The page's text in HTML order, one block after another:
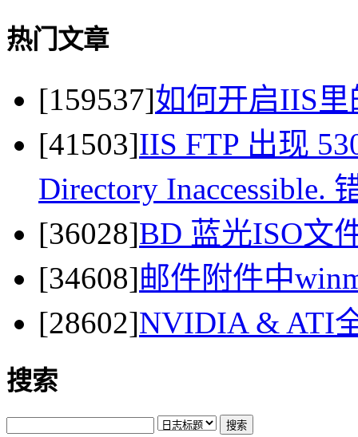
热门文章
[159537]如何开启IIS里
[41503]IIS FTP 出现
Directory Inaccessible.
[36028]BD 蓝光ISO文
[34608]邮件附件中
[28602]NVIDIA & ATI
搜索